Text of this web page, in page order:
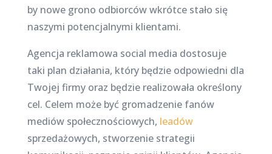
by nowe grono odbiorców wkrótce stało się
naszymi potencjalnymi klientami.
Agencja reklamowa social media dostosuje
taki plan działania, który będzie odpowiedni dla
Twojej firmy oraz będzie realizowała określony
cel. Celem może być gromadzenie fanów
mediów społecznościowych, leadów
sprzedażowych, stworzenie strategii